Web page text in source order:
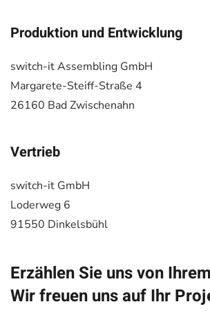
Produktion und Entwicklung
switch-it Assembling GmbH
Margarete-Steiff-Straße 4
26160 Bad Zwischenahn
Vertrieb
switch-it GmbH
Loderweg 6
91550 Dinkelsbühl
Erzählen Sie uns von
Wir freuen uns auf Ihr